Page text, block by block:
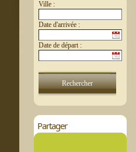
Ville :
Date d'arrivée :
Date de départ :
Partager